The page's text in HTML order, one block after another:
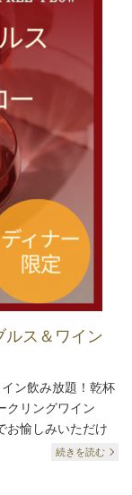
ス＆ワイン
ン飲み放題！乾杯
クリングワイン
お愉しみいただけ
続きを読む